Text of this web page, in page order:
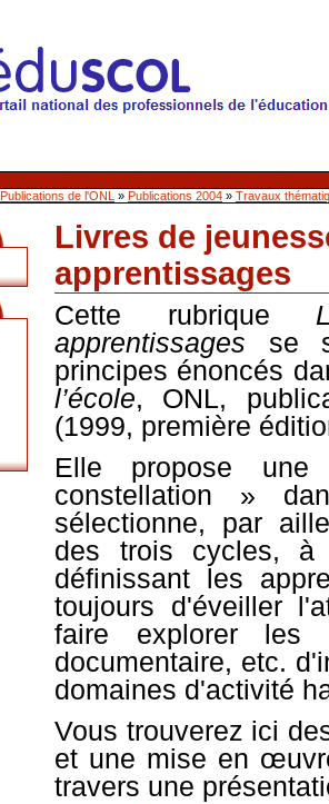
de l'ONL »Publications 2004 »Travaux
Livres de
apprentissages
Document
Actions
Cette rubrique
apprentissages se
principes énoncés
l’école, ONL,
(1999, première
Elle propose
constellation »
sélectionne, par
des trois cycles, à
définissant les
toujours d'éveiller
faire explorer les
documentaire, etc.
domaines d'activité
Vous trouverez ici
et une mise en
travers une